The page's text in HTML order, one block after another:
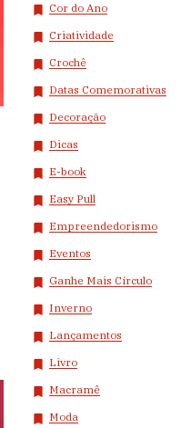
Cor do Ano
Criatividade
Crochê
Datas Comemorativas
Decoração
Dicas
E-book
Easy Pull
Empreendedorismo
Eventos
Ganhe Mais Círculo
Inverno
Lançamentos
Livro
Macramê
Moda